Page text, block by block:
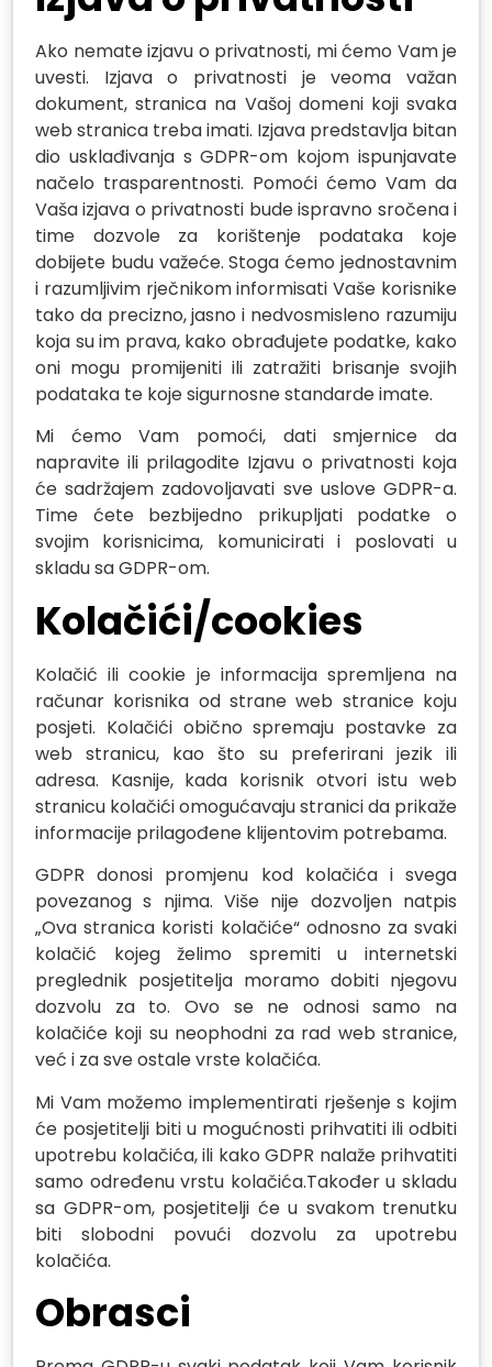
Ako nemate izjavu o privatnosti, mi ćemo Vam je
uvesti. Izjava o privatnosti je veoma važan
dokument, stranica na Vašoj domeni koji svaka
web stranica treba imati. Izjava predstavlja bitan
dio usklađivanja s GDPR-om kojom ispunjavate
načelo trasparentnosti. Pomoći ćemo Vam da
Vaša izjava o privatnosti bude ispravno sročena i
time dozvole za korištenje podataka koje
dobijete budu važeće. Stoga ćemo jednostavnim
i razumljivim rječnikom informisati Vaše korisnike
tako da precizno, jasno i nedvosmisleno razumiju
koja su im prava, kako obrađujete podatke, kako
oni mogu promijeniti ili zatražiti brisanje svojih
podataka te koje sigurnosne standarde imate.
Mi ćemo Vam pomoći, dati smjernice da
napravite ili prilagodite Izjavu o privatnosti koja
će sadržajem zadovoljavati sve uslove GDPR-a.
Time ćete bezbijedno prikupljati podatke o
svojim korisnicima, komunicirati i poslovati u
skladu sa GDPR-om.
Kolačići/cookies
Kolačić ili cookie je informacija spremljena na
računar korisnika od strane web stranice koju
posjeti. Kolačići obično spremaju postavke za
web stranicu, kao što su preferirani jezik ili
adresa. Kasnije, kada korisnik otvori istu web
stranicu kolačići omogućavaju stranici da prikaže
informacije prilagođene klijentovim potrebama.
GDPR donosi promjenu kod kolačića i svega
povezanog s njima. Više nije dozvoljen natpis
„Ova stranica koristi kolačiće“ odnosno za svaki
kolačić kojeg želimo spremiti u internetski
preglednik posjetitelja moramo dobiti njegovu
dozvolu za to. Ovo se ne odnosi samo na
kolačiće koji su neophodni za rad web stranice,
već i za sve ostale vrste kolačića.
Mi Vam možemo implementirati rješenje s kojim
će posjetitelji biti u mogućnosti prihvatiti ili odbiti
upotrebu kolačića, ili kako GDPR nalaže prihvatiti
samo određenu vrstu kolačića.Također u skladu
sa GDPR-om, posjetitelji će u svakom trenutku
biti slobodni povući dozvolu za upotrebu
kolačića.
Obrasci